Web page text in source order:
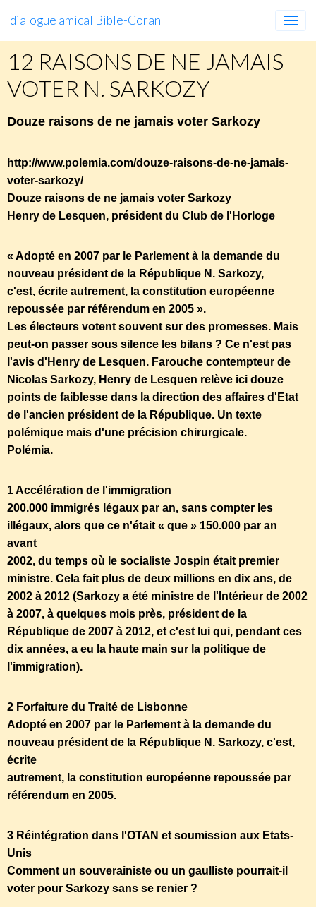
dialogue amical Bible-Coran
12 RAISONS DE NE JAMAIS
VOTER N. SARKOZY
Douze raisons de ne jamais voter Sarkozy
http://www.polemia.com/douze-raisons-de-ne-jamais-
voter-sarkozy/
Douze raisons de ne jamais voter Sarkozy
Henry de Lesquen, président du Club de l'Horloge
« Adopté en 2007 par le Parlement à la demande du
nouveau président de la République N. Sarkozy,
c'est, écrite autrement, la constitution européenne
repoussée par référendum en 2005 ».
Les électeurs votent souvent sur des promesses. Mais
peut-on passer sous silence les bilans ? Ce n'est pas
l'avis d'Henry de Lesquen. Farouche contempteur de
Nicolas Sarkozy, Henry de Lesquen relève ici douze
points de faiblesse dans la direction des affaires d'Etat
de l'ancien président de la République. Un texte
polémique mais d'une précision chirurgicale.
Polémia.
1 Accélération de l'immigration
200.000 immigrés légaux par an, sans compter les
illégaux, alors que ce n'était « que » 150.000 par an
avant
2002, du temps où le socialiste Jospin était premier
ministre. Cela fait plus de deux millions en dix ans, de
2002 à 2012 (Sarkozy a été ministre de l'Intérieur de 2002
à 2007, à quelques mois près, président de la
République de 2007 à 2012, et c'est lui qui, pendant ces
dix années, a eu la haute main sur la politique de
l'immigration).
2 Forfaiture du Traité de Lisbonne
Adopté en 2007 par le Parlement à la demande du
nouveau président de la République N. Sarkozy, c'est,
écrite
autrement, la constitution européenne repoussée par
référendum en 2005.
3 Réintégration dans l'OTAN et soumission aux Etats-
Unis
Comment un souverainiste ou un gaulliste pourrait-il
voter pour Sarkozy sans se renier ?